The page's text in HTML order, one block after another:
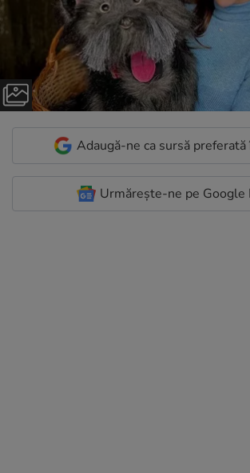
Adaugă-ne ca sursă
Urmărește-ne pe Google